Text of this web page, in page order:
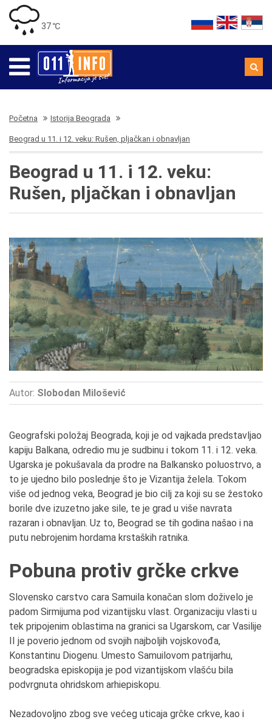
37 ℃
Početna Istorija Beograda
Beograd u 11. i 12. veku: Rušen, pljačkan i obnavljan
Beograd u 11. i 12. veku:
Rušen, pljačkan i obnavljan
Autor: Slobodan Milošević
Geografski položaj Beograda, koji je od vajkada predstavljao
kapiju Balkana, odredio mu je sudbinu i tokom 11. i 12. veka.
Ugarska je pokušavala da prodre na Balkansko poluostrvo, a
to je ujedno bilo poslednje što je Vizantija želela. Tokom
više od jednog veka, Beograd je bio cilj za koji su se žestoko
borile dve izuzetno jake sile, te je grad u više navrata
razaran i obnavljan. Uz to, Beograd se tih godina našao i na
putu nebrojenim hordama krstaških ratnika.
Pobuna protiv grčke crkve
Slovensko carstvo cara Samuila konačan slom doživelo je
padom Sirmijuma pod vizantijsku vlast. Organizaciju vlasti u
tek pripojenim oblastima na granici sa Ugarskom, car Vasilije
II je poverio jednom od svojih najboljih vojskovođa,
Konstantinu Diogenu. Umesto Samuilovom patrijarhu,
beogradska episkopija je pod vizantijskom vlašću bila
podvrgnuta ohridskom arhiepiskopu.
Nezadovoljno zbog sve većeg uticaja grčke crkve, kao i